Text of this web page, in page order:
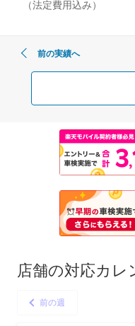
（法定費用込み）
前の実績へ
店舗の対応カレ
前の週